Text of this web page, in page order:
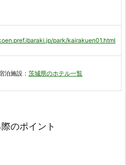
park/kairakuen01.html
泊施設： 茨城県のホテル一覧
のポイント